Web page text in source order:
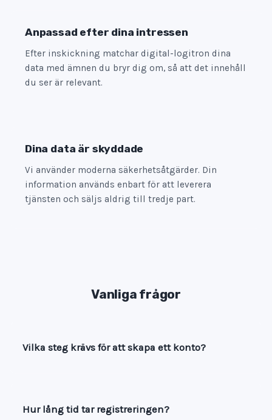
Anpassad efter dina intressen
Efter inskickning matchar digital-logitron dina
data med ämnen du bryr dig om, så att det innehåll
du ser är relevant.
Dina data är skyddade
Vi använder moderna säkerhetsåtgärder. Din
information används enbart för att leverera
tjänsten och säljs aldrig till tredje part.
Vanliga frågor
Vilka steg krävs för att skapa ett konto?
Hur lång tid tar registreringen?